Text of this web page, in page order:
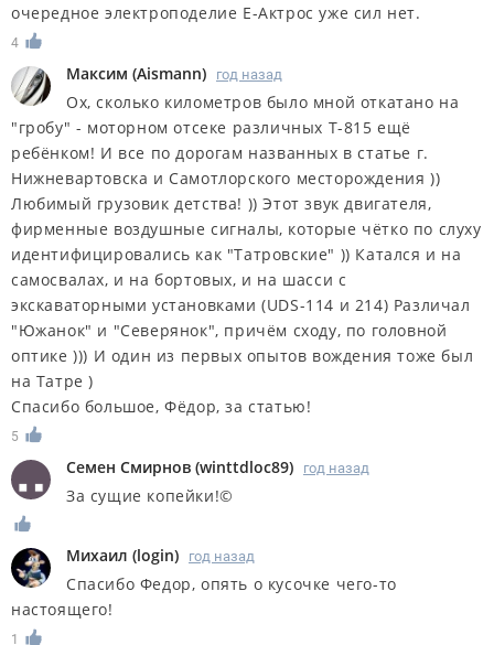
очередное электроподелие Е-Актрос уже сил нет.
4
Максим (Aismann) год назад
Ох, сколько километров было мной откатано на
"гробу" - моторном отсеке различных Т-815 ещё
ребёнком! И все по дорогам названных в статье г.
Нижневартовска и Самотлорского месторождения ))
Любимый грузовик детства! )) Этот звук двигателя,
фирменные воздушные сигналы, которые чётко по слуху
идентифицировались как "Татровские" )) Катался и на
самосвалах, и на бортовых, и на шасси с
экскаваторными установками (UDS-114 и 214) Различал
"Южанок" и "Северянок", причём сходу, по головной
оптике ))) И один из первых опытов вождения тоже был
на Татре )
Спасибо большое, Фёдор, за статью!
5
Семен Смирнов (winttdloc89) год назад
За сущие копейки!©
Михаил (login) год назад
Спасибо Федор, опять о кусочке чего-то
настоящего!
1